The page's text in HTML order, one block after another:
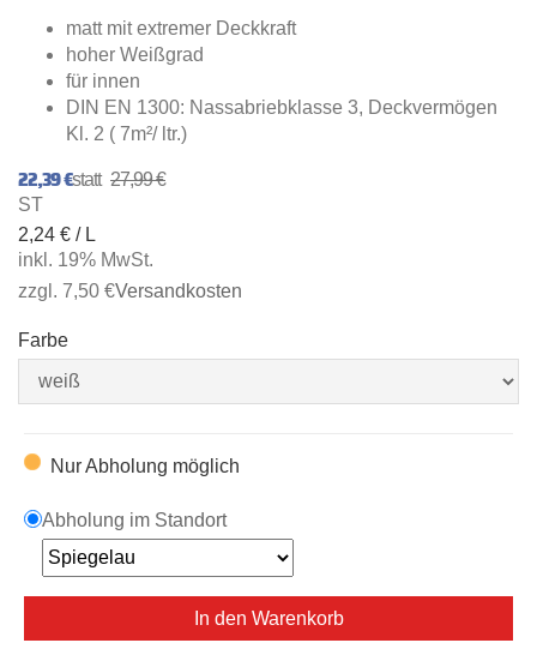
matt mit extremer Deckkraft
hoher Weißgrad
für innen
DIN EN 1300: Nassabriebklasse 3, Deckvermögen
Kl. 2 ( 7m²/ ltr.)
27,99 €
22,39 €
ST
2,24 € / L
inkl. 19% MwSt.
zzgl. 7,50 €Versandkosten
Farbe
Nur Abholung möglich
Abholung im Standort
In den Warenkorb